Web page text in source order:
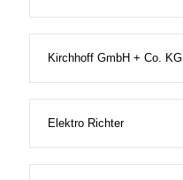
Kirchhoff GmbH + Co. KG
Elektro Richter